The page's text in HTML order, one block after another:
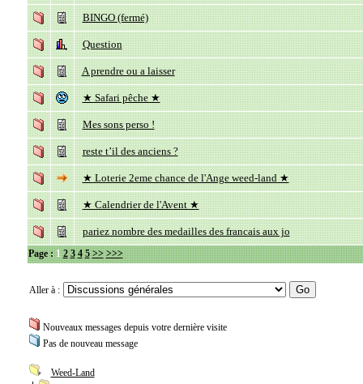
BINGO (fermé)
Question
A prendre ou a laisser
★ Safari pêche ★
Mes sons perso !
reste t’il des anciens ?
★ Loterie 2eme chance de l'Ange weed-land ★
★ Calendrier de l'Avent ★
pariez nombre des medailles des francais aux jo
Page :1 2 3 4 5 >> >>>
Aller à :
Nouveaux messages depuis votre dernière visite
Pas de nouveau message
Weed-Land